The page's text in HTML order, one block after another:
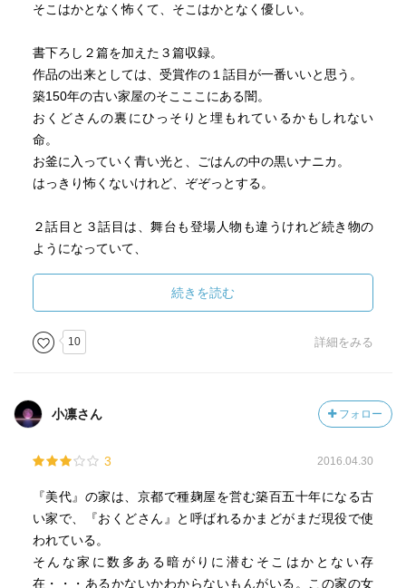
そこはかとなく怖くて、そこはかとなく優しい。
書下ろし２篇を加えた３篇収録。
作品の出来としては、受賞作の１話目が一番いいと思う。
築150年の古い家屋のそこここにある闇。
おくどさんの裏にひっそりと埋もれているかもしれない
命。
お釜に入っていく青い光と、ごはんの中の黒いナニカ。
はっきり怖くないけれど、ぞぞっとする。
２話目と３話目は、舞台も登場人物も違うけれど続き物の
ようになっていて、
英国が舞台の３話目は、独立した別の作品でもよかったか
もしれない。
英国好きとしては楽しく読めたので、よけいに勿体ないよ
ゴシック風味と和風味、意外に親和性が高くて驚いた。
妖精（妖怪）や幽霊が好きなお国柄どうしと書かれていて
続きを読む
10 詳細をみる
小凛さん フォロー
3 2016.04.30
『美代』の家は、京都で種麹屋を営む築百五十年になる古
い家で、『おくどさん』と呼ばれるかまどがまだ現役で使
われている。
そんな家に数多ある暗がりに潜むそこはかとない存
在・・・あるかないかわからないもんがいる。この家の女